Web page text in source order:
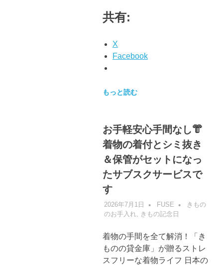
共有:
X
Facebook
もっと読む
お手軽安心手間なし👘
着物の着付とシミ抜き
＆保管がセットになっ
たサブスクサービスで
す
2026年7月1日 FUSE
きもの
のお手入れ, きもの記念日
着物の手間を全て解消！「き
ものの貸金庫」が贈るストレ
スフリーな着物ライフ 日本の